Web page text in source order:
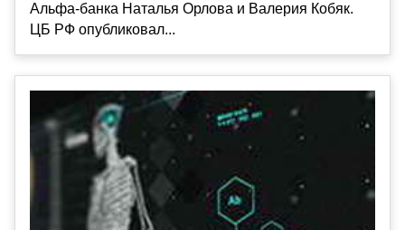
Альфа-банка Наталья Орлова и Валерия Кобяк.
ЦБ РФ опубликовал...